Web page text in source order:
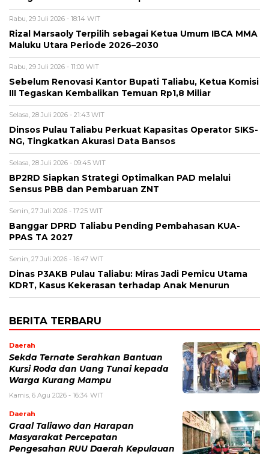
Rabu, 29 Juli 2026 - 18:14 WIT
Rizal Marsaoly Terpilih sebagai Ketua Umum IBCA MMA
Maluku Utara Periode 2026–2030
Rabu, 29 Juli 2026 - 11:00 WIT
Sebelum Renovasi Kantor Bupati Taliabu, Ketua Komisi
III Tegaskan Kembalikan Temuan Rp1,8 Miliar
Selasa, 28 Juli 2026 - 21:43 WIT
Dinsos Pulau Taliabu Perkuat Kapasitas Operator SIKS-
NG, Tingkatkan Akurasi Data Bansos
Selasa, 28 Juli 2026 - 09:45 WIT
BP2RD Siapkan Strategi Optimalkan PAD melalui
Sensus PBB dan Pembaruan ZNT
Senin, 27 Juli 2026 - 17:25 WIT
Banggar DPRD Taliabu Pending Pembahasan KUA-
PPAS TA 2027
Senin, 27 Juli 2026 - 16:47 WIT
Dinas P3AKB Pulau Taliabu: Miras Jadi Pemicu Utama
KDRT, Kasus Kekerasan terhadap Anak Menurun
BERITA TERBARU
Daerah
Sekda Ternate Serahkan Bantuan
Kursi Roda dan Uang Tunai kepada
Warga Kurang Mampu
Kamis, 6 Agu 2026 - 16:34 WIT
Daerah
Graal Taliawo dan Harapan
Masyarakat Percepatan
Pengesahan RUU Daerah Kepulauan